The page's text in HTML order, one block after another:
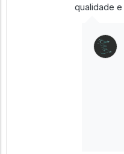
qualidade